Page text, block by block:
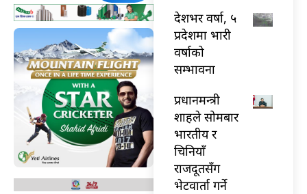
देशभर वर्षा, ५
प्रदेशमा भारी
वर्षाको
सम्भावना
प्रधानमन्त्री
शाहले सोमबार
भारतीय र
चिनियाँ
राजदूतसँग
भेटवार्ता गर्ने